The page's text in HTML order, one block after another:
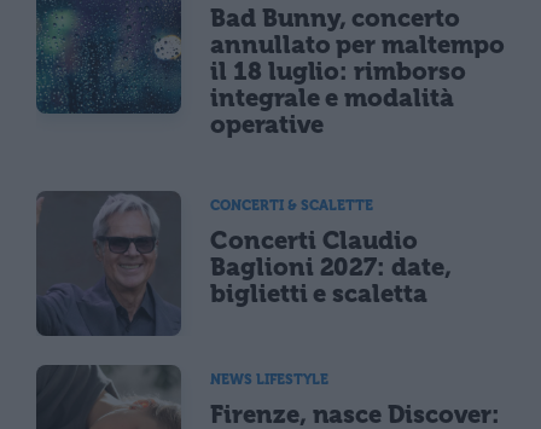
Bad Bunny, concerto
annullato per maltempo
il 18 luglio: rimborso
integrale e modalità
operative
CONCERTI & SCALETTE
Concerti Claudio
Baglioni 2027: date,
biglietti e scaletta
NEWS LIFESTYLE
Firenze, nasce Discover: